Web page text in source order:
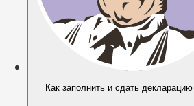
Как заполнить и сдать